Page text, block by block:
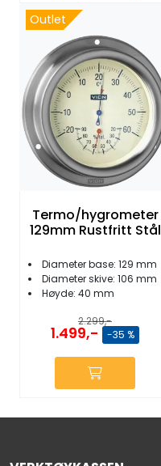
Outlet
Termo/hygrometer
129mm Rustfritt Stål
Diameter base: 129 mm
Diameter skive: 106 mm
Høyde: 40 mm
2.299,-
1.499,- -35 %